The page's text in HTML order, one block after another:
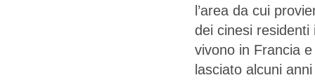
l’area da cui
dei cinesi
vivono in Francia
lasciato alcuni